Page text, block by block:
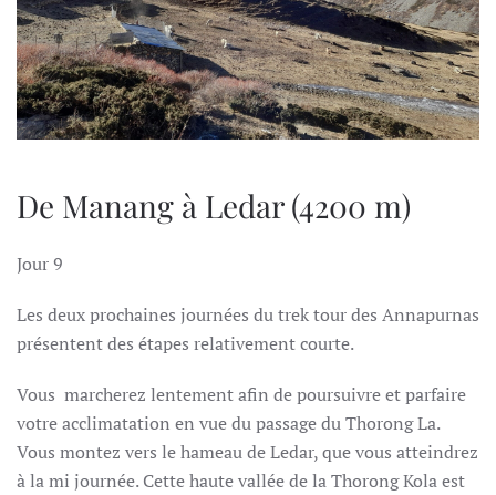
De Manang à Ledar (4200 m)
Jour 9
Les deux prochaines journées du trek tour des Annapurnas
présentent des étapes relativement courte.
Vous marcherez lentement afin de poursuivre et parfaire
votre acclimatation en vue du passage du Thorong La.
Vous montez vers le hameau de Ledar, que vous atteindrez
à la mi journée. Cette haute vallée de la Thorong Kola est